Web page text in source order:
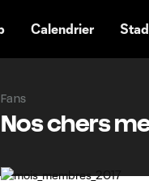
Calendrier
Fans
Nos chers